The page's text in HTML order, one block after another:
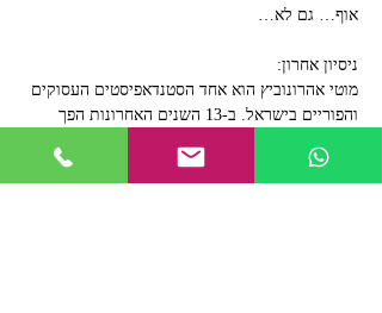
אוף… גם לא…
ניסיון אחרון:
מוטי אהרונוביץ הוא אחד הסטנדאפיסטים העסוקים
והפוריים בישראל. ב-13 השנים האחרונות הפך
הגדולים בארץ, לכותב טלוויזיה, וליוצר רשת עם